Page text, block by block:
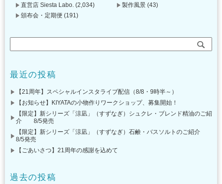
直営店 Siesta Labo. (2,034) 製作風景 (43)
頒布会・定期便 (191)
最近の投稿
【21周年】スペシャルインスタライブ配信（8/8・9時半～）
【お知らせ】KIYATAの小物作りワークショップ、募集開始！
【限定】新シリーズ「涼凪」（すずなぎ）シュクレ・ブレンド精油のご紹
介 8/5発売
【限定】新シリーズ「涼凪」（すずなぎ）石鹸・バスソルトのご紹介
8/5発売
【ごあいさつ】21周年の感謝を込めて
過去の投稿